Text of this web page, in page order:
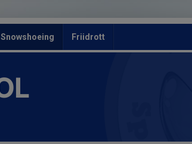
Snowshoeing Friidrott